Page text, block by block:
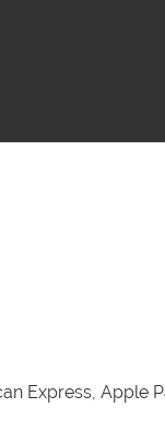
Express, Apple